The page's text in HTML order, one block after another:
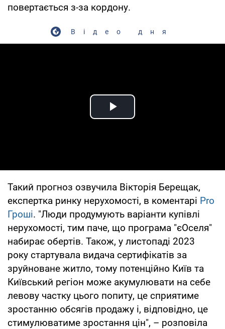
повертається з-за кордону.
Відео дня
Play Video
Такий прогноз озвучила Вікторія Берещак,
експертка ринку нерухомості, в коментарі Pro
Гроші. "Люди продумують варіанти купівлі
нерухомості, тим паче, що програма "єОселя"
набирає обертів. Також, у листопаді 2023
року стартувала видача сертифікатів за
зруйноване житло, тому потенційно Київ та
Київський регіон може акумулювати на себе
левову частку цього попиту, це сприятиме
зростанню обсягів продажу і, відповідно, це
стимулюватиме зростання цін", – розповіла